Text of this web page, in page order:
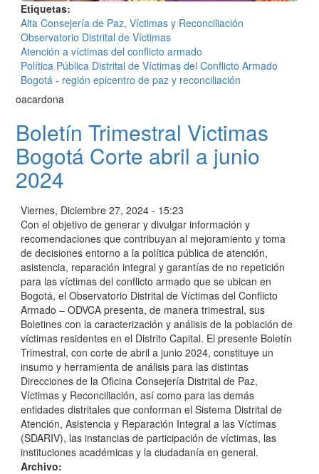
Etiquetas
Alta Consejería de Paz, Víctimas y Reconciliación
Observatorio Distrital de Víctimas
Atención a víctimas del conflicto armado
Política Pública Distrital de Víctimas del Conflicto Armado
Bogotá - región epicentro de paz y reconciliación
oacardona
Boletín Trimestral Victimas
Bogotá Corte abril a junio
2024
Viernes, Diciembre 27, 2024 - 15:23
Con el objetivo de generar y divulgar información y
recomendaciones que contribuyan al mejoramiento y toma
de decisiones entorno a la política pública de atención,
asistencia, reparación integral y garantías de no repetición
para las víctimas del conflicto armado que se ubican en
Bogotá, el Observatorio Distrital de Víctimas del Conflicto
Armado – ODVCA presenta, de manera trimestral, sus
Boletines con la caracterización y análisis de la población de
víctimas residentes en el Distrito Capital. El presente Boletín
Trimestral, con corte de abril a junio 2024, constituye un
insumo y herramienta de análisis para las distintas
Direcciones de la Oficina Consejería Distrital de Paz,
Víctimas y Reconciliación, así como para las demás
entidades distritales que conforman el Sistema Distrital de
Atención, Asistencia y Reparación Integral a las Víctimas
(SDARIV), las instancias de participación de víctimas, las
instituciones académicas y la ciudadanía en general.
Archivo